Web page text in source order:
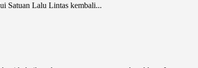
Satuan Lalu Lintas kembali...